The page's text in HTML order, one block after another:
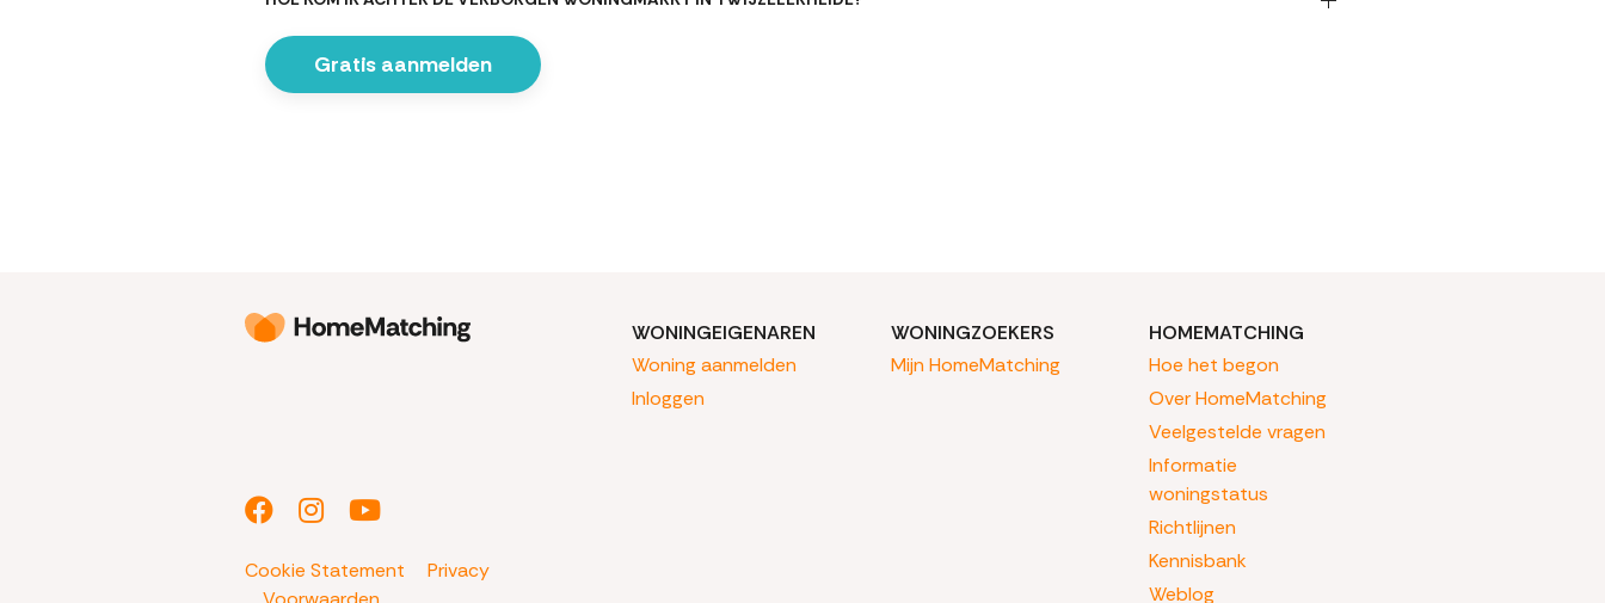
Gratis aanmelden
Cookie Statement
Privacy
WONINGEIGENAREN
Woning aanmelden
Inloggen
WONINGZOEKERS
Mijn HomeMatching
HOMEMATCHING
Hoe het begon
Over HomeMatching
Veelgestelde vragen
Informatie
woningstatus
Richtlijnen
Kennisbank
Weblog